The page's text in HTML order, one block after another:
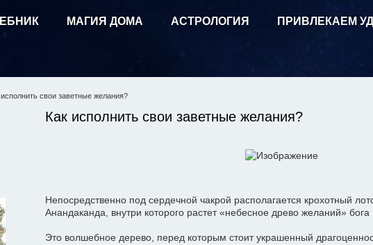
МАГИЯ ДОМА АСТРОЛОГИЯ ПРИВЛЕКАЕМ
исполнить свои заветные желания?
Как исполнить свои заветные желания?
Непосредственно под сердечной чакрой располагается крохотный
Анандаканда, внутри которого растет «небесное древо желаний»
Это волшебное дерево, перед которым стоит украшенный